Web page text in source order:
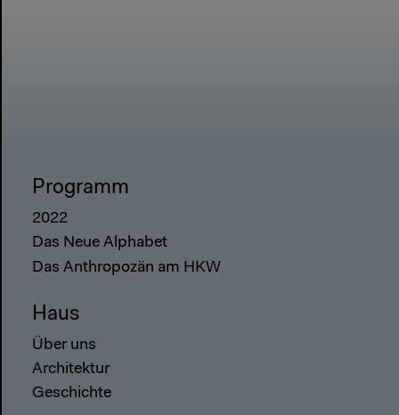
Programm
2022
Das Neue Alphabet
Das Anthropozän am HKW
Haus
Über uns
Architektur
Geschichte